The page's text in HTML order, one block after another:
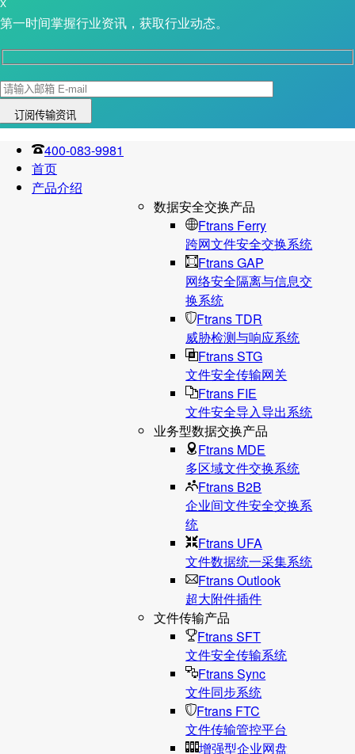
X
第一时间掌握行业资讯，获取行业动态。
400-083-9981
首页
产品介绍
数据安全交换产品
Ftrans Ferry
跨网文件安全交换系统
Ftrans GAP
网络安全隔离与信息交
换系统
Ftrans TDR
威胁检测与响应系统
Ftrans STG
文件安全传输网关
Ftrans FIE
文件安全导入导出系统
业务型数据交换产品
Ftrans MDE
多区域文件交换系统
Ftrans B2B
企业间文件安全交换系
统
Ftrans UFA
文件数据统⼀采集系统
Ftrans Outlook
超大附件插件
文件传输产品
Ftrans SFT
文件安全传输系统
Ftrans Sync
文件同步系统
Ftrans FTC
文件传输管控平台
增强型企业网盘